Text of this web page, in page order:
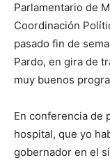
Parlamentario de
Coordinación
pasado fin de
Pardo, en gira de
muy buenos
En conferencia de
hospital, que yo
gobernador en el